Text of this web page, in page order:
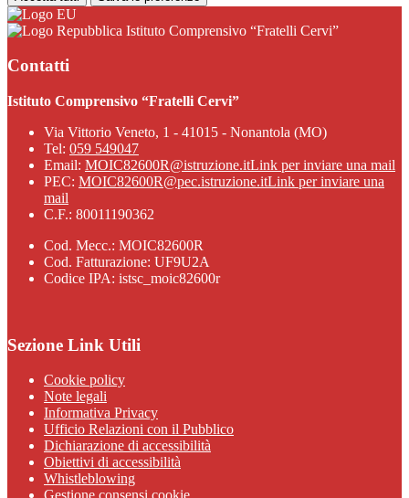
Istituto Comprensivo “Fratelli Cervi”
Contatti
Istituto Comprensivo “Fratelli Cervi”
Via Vittorio Veneto, 1 - 41015 - Nonantola (MO)
Tel: 059 549047
Email: MOIC82600R@istruzione.itLink per inviare una mail
PEC: MOIC82600R@pec.istruzione.itLink per inviare una
mail
C.F.: 80011190362
Cod. Mecc.: MOIC82600R
Cod. Fatturazione: UF9U2A
Codice IPA: istsc_moic82600r
Sezione Link Utili
Cookie policy
Note legali
Informativa Privacy
Ufficio Relazioni con il Pubblico
Dichiarazione di accessibilità
Obiettivi di accessibilità
Whistleblowing